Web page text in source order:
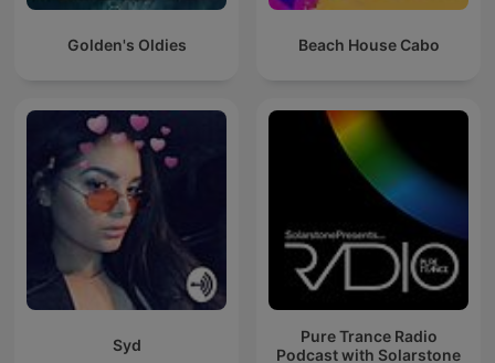
Golden's Oldies Beach House Cabo
Syd
Pure Trance Radio
Podcast with Solarstone